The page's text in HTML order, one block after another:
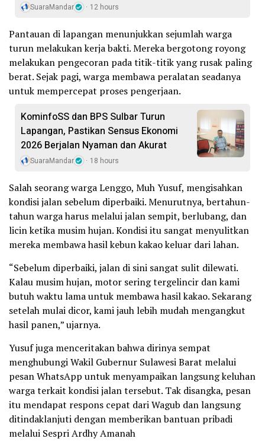
SuaraMandar 12 hours
Pantauan di lapangan menunjukkan sejumlah warga
turun melakukan kerja bakti. Mereka bergotong royong
melakukan pengecoran pada titik-titik yang rusak paling
berat. Sejak pagi, warga membawa peralatan seadanya
untuk mempercepat proses pengerjaan.
KominfoSS dan BPS Sulbar Turun
Lapangan, Pastikan Sensus Ekonomi
2026 Berjalan Nyaman dan Akurat
SuaraMandar 18 hours
Salah seorang warga Lenggo, Muh Yusuf, mengisahkan
kondisi jalan sebelum diperbaiki. Menurutnya, bertahun-
tahun warga harus melalui jalan sempit, berlubang, dan
licin ketika musim hujan. Kondisi itu sangat menyulitkan
mereka membawa hasil kebun kakao keluar dari lahan.
“Sebelum diperbaiki, jalan di sini sangat sulit dilewati.
Kalau musim hujan, motor sering tergelincir dan kami
butuh waktu lama untuk membawa hasil kakao. Sekarang
setelah mulai dicor, kami jauh lebih mudah mengangkut
hasil panen,” ujarnya.
Yusuf juga menceritakan bahwa dirinya sempat
menghubungi Wakil Gubernur Sulawesi Barat melalui
pesan WhatsApp untuk menyampaikan langsung keluhan
warga terkait kondisi jalan tersebut. Tak disangka, pesan
itu mendapat respons cepat dari Wagub dan langsung
ditindaklanjuti dengan memberikan bantuan pribadi
melalui Sespri Ardhy Amanah